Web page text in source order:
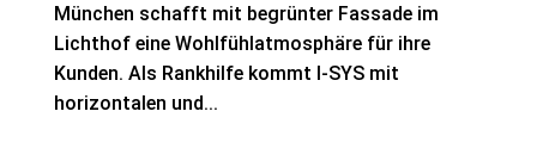
München schafft mit begrünter Fassade im
Lichthof eine Wohlfühlatmosphäre für ihre
Kunden. Als Rankhilfe kommt I-SYS mit
horizontalen und...